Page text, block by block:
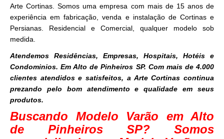
Arte Cortinas. Somos uma empresa com mais de 15 anos de
experiência em fabricação, venda e instalação de Cortinas e
Persianas. Residencial e Comercial, qualquer modelo sob
medida.
Atendemos Residências, Empresas, Hospitais, Hotéis e
Condominios. Em Alto de Pinheiros SP. Com mais de 4.000
clientes atendidos e satisfeitos, a Arte Cortinas continua
prezando pelo bom atendimento e qualidade em seus
produtos.
Buscando Modelo Varão em Alto
de Pinheiros SP? Somos